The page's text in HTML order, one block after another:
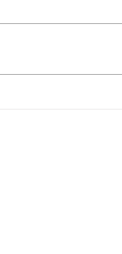
ド公式サイト（